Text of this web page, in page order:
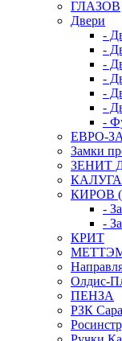
ГЛАЗОВ
Двери
-
-
-
-
-
-
-
ЕВРО-
Замки
ЗЕНИТ
КАЛУГА
КИРОВ
-
-
КРИТ
Олдис-
ПЕНЗА
РЗК